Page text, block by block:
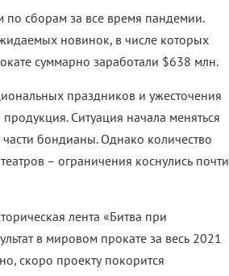
по сборам за все время пандемии.
новинок, в числе которых
суммарно заработали $638 млн.
праздников и ужесточения
Ситуация начала меняться
бондианы. Однако количество
– ограничения коснулись почти
лента «Битва при
в мировом прокате за весь 2021
скоро проекту покорится